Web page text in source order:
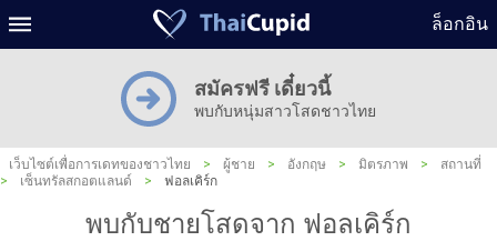
ล็อกอิน
สมัครฟรี เดี๋ยวนี้
พบกับหนุ่มสาวโสดชาวไทย
เว็บไซต์เพื่อการเดทของชาวไทย > ผู้ชาย > อังกฤษ > มิตรภาพ >
สถานที่
>
เซ็นทรัลสกอตแลนด์ > ฟอลเคิร์ก
พบกับชายโสดจาก ฟอลเคิร์ก